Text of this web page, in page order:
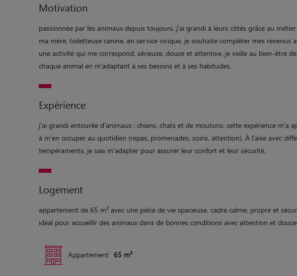
Motivation
passionnée par les animaux depuis toujours, j'ai grandi à leurs côtés grâce au
ma mère, toiletteuse canine. en service civique, je souhaite compléter mes revenus
une activité qui me correspond. sérieuse, douce et attentive, je veille au bien-être de
chaque animal en m'adaptant à ses besoins et à ses habitudes.
Expérience
j'ai grandi entourée d'animaux : chiens, chats et de moutons. cette expérience m'a
à m'en occuper au quotidien (repas, promenades, soins, attention). À l'aise avec
tempéraments, je sais m'adapter pour assurer leur confort et leur sécurité.
Logement
appartement de 65 m² avec une pièce de vie spacieuse. cadre calme, propre et
idéal pour accueillir des animaux dans de bonnes conditions avec attention et
Appartement 65 m²